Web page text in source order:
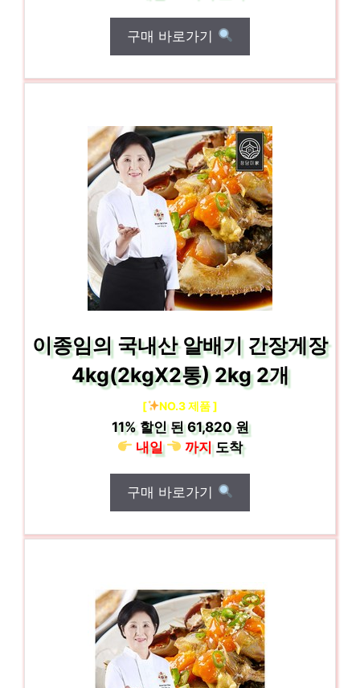
구매 바로가기
이종임의 국내산 알배기 간장게장
4kg(2kgX2통) 2kg 2개
[ NO.3 제품 ]
11%할인 된61,820 원
내일
까지도착
구매 바로가기